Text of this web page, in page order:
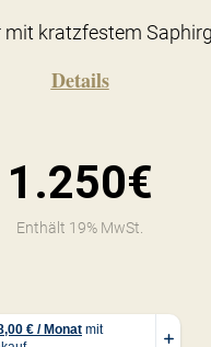
mit kratzfestem
Details
1.250€
Enthält 19% MwSt.